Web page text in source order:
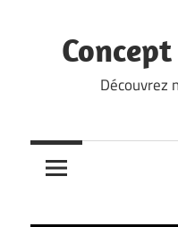
content
Découvrez